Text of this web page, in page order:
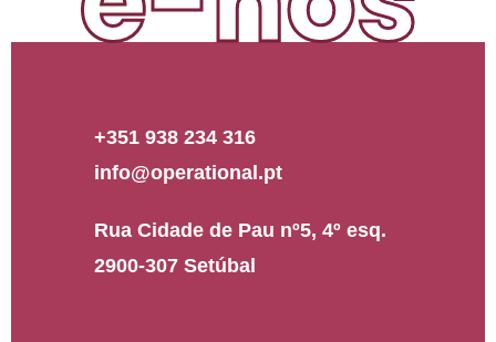
+351 938 234 316
info@operational.pt
Rua Cidade de Pau nº5, 4º esq.
2900-307 Setúbal